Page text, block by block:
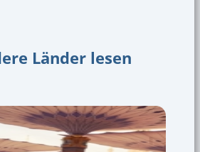
Länder lesen